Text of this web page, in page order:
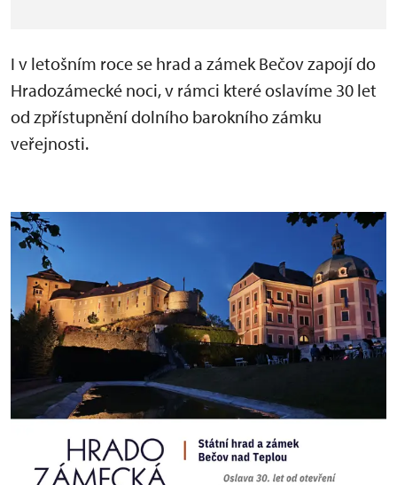
I v letošním roce se hrad a zámek Bečov zapojí do
Hradozámecké noci, v rámci které oslavíme 30 let
od zpřístupnění dolního barokního zámku
veřejnosti.